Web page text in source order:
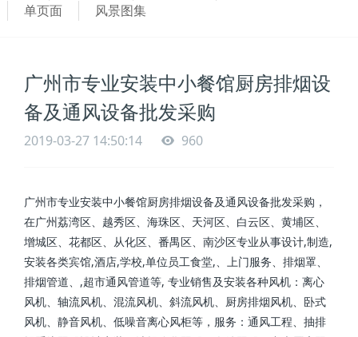
单页面
风景图集
广州市专业安装中小餐馆厨房排烟设
备及通风设备批发采购
2019-03-27 14:50:14 960
广州市专业安装中小餐馆厨房排烟设备及通风设备批发采购，
在广州荔湾区、越秀区、海珠区、天河区、白云区、黄埔区、
增城区、花都区、从化区、番禺区、南沙区专业从事设计,制造,
安装各类宾馆,酒店,学校,单位员工食堂,、上门服务、排烟罩、
排烟管道、,超市通风管道等, 专业销售及安装各‌‌‌‌种风机：离心
风机、轴流风机、混流风机、斜流风机、厨房排烟风机、卧式
风机、静音风机、低噪音离心风柜等，服务：通风工程、抽排